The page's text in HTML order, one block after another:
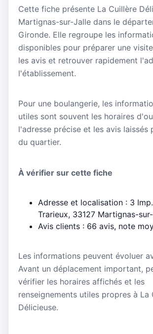
Cette fiche présente La Cuillère
Martignas-sur-Jalle dans le
Gironde. Elle regroupe les
disponibles pour préparer une
les avis et retrouver rapidement
l'établissement.
Pour une boulangerie, les
utiles sont souvent les horaires
l'adresse précise et les avis laissés
du quartier.
À vérifier sur cette fiche
Adresse et localisation : 3
Trarieux, 33127 Martignas-
Avis clients : 66 avis, note
Les informations peuvent évoluer
Avant un déplacement important,
vérifier les horaires affichés et les
renseignements utiles propres à La
Délicieuse.